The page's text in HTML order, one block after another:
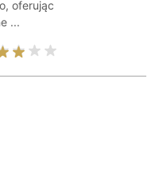
oferując
...